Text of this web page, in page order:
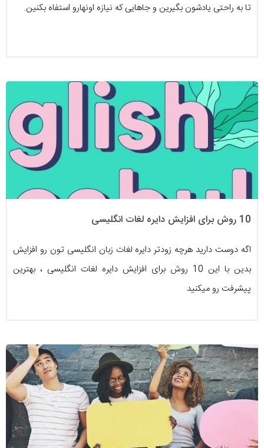
تا به راحتی یادشون بگیرین و جاهایی که نیازه اونهارو استفاه بکنین.
10 روش برای افزایش دایره لغات انگلیسی
اگه دوست دارید هرچه زودتر دایره لغات زبان انگلیسی تون رو افزایش
بدین با این 10 روش برای افزایش دایره لغات انگلیسی ، بهترین
پیشرفت رو میکنید